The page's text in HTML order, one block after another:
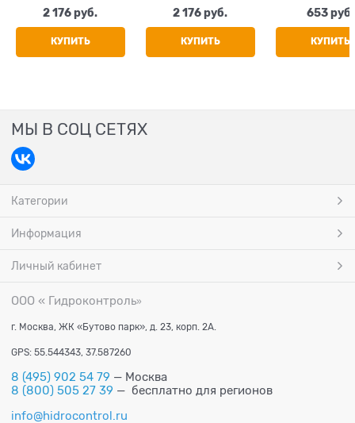
радиатора Sira RS,
размер 1/2"
2 176 руб.
КУПИТЬ
радиатора Sira RS,
размер 3/4"
2 176 руб.
КУПИТЬ
653 руб.
КУПИТЬ
МЫ В СОЦ СЕТЯХ
Категории
Информация
Личный кабинет
ООО « Гидроконтроль»
г. Москва, ЖК «Бутово парк», д. 23, корп. 2А.
GPS: 55.544343, 37.587260
8 (495) 902 54 79 — Москва
8 (800) 505 27 39 — бесплатно для регионов
info@hidrocontrol.ru